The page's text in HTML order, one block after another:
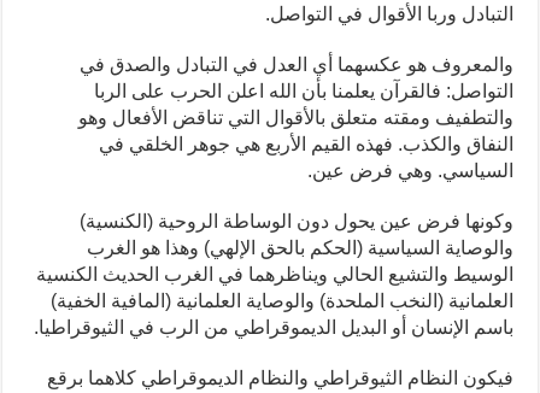
التبادل وربا الأقوال في التواصل.
والمعروف هو عكسهما أي العدل في التبادل والصدق في
التواصل: فالقرآن يعلمنا بأن الله اعلن الحرب على الربا
والتطفيف ومقته متعلق بالأقوال التي تناقض الأفعال وهو
النفاق والكذب. فهذه القيم الأربع هي جوهر الخلقي في
السياسي. وهي فرض عين.
وكونها فرض عين يحول دون الوساطة الروحية (الكنسية)
والوصاية السياسية (الحكم بالحق الإلهي) وهذا هو الغرب
الوسيط والتشيع الحالي ويناظرهما في الغرب الحديث الكنسية
العلمانية (النخب الملحدة) والوصاية العلمانية (المافية الخفية)
باسم الإنسان أو البديل الديموقراطي من الرب في الثيوقراطيا.
فيكون النظام الثيوقراطي والنظام الديموقراطي كلاهما برقع